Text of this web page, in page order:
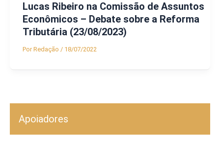
Lucas Ribeiro na Comissão de Assuntos
Econômicos – Debate sobre a Reforma
Tributária (23/08/2023)
PorRedação / 18/07/2022
Apoiadores